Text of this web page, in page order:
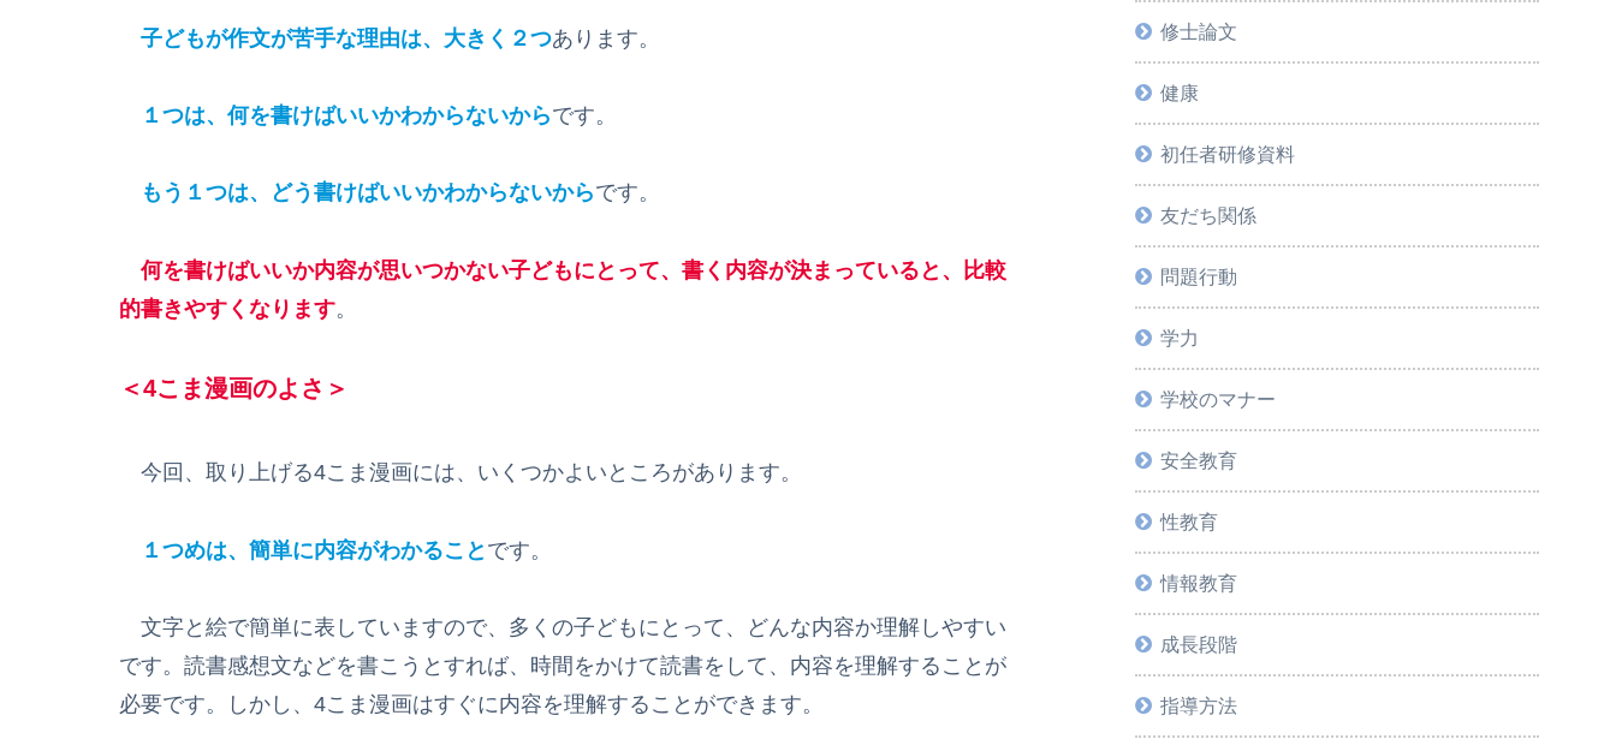
子どもが作文が苦手な理由は、大きく２つあります。
１つは、何を書けばいいかわからないからです。
もう１つは、どう書けばいいかわからないからです。
何を書けばいいか内容が思いつかない子どもにとって、書く内容が決まっていると、比較
的書きやすくなります。
＜4こま漫画のよさ＞
今回、取り上げる4こま漫画には、いくつかよいところがあります。
１つめは、簡単に内容がわかること です。
文字と絵で簡単に表していますので、多くの子どもにとって、どんな内容か理解しやすい
です。読書感想文などを書こうとすれば、時間をかけて読書をして、内容を理解することが
必要です。しかし、4こま漫画はすぐに内容を理解することができます。
修士論文
健康
初任者研修資料
友だち関係
問題行動
学力
学校のマナー
安全教育
性教育
情報教育
成長段階
指導方法